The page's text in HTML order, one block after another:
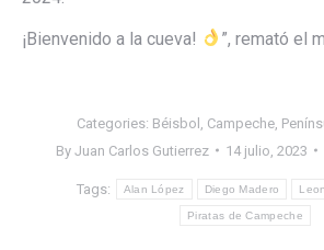
¡Bienvenido a la cueva!
”, remató el
Categories: Béisbol Campeche,
By Juan Carlos Gutierrez 14 julio, 2023
Tags: Alan López Diego Madero
Piratas de Campeche